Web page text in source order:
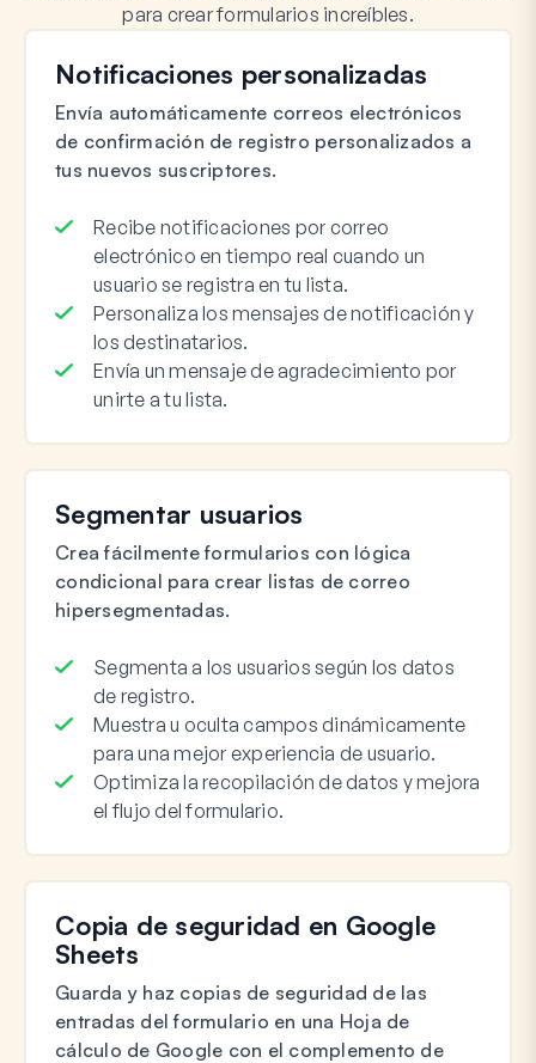
para crear formularios increíbles.
Notificaciones personalizadas
Envía automáticamente correos electrónicos
de confirmación de registro personalizados a
tus nuevos suscriptores.
Recibe notificaciones por correo
electrónico en tiempo real cuando un
usuario se registra en tu lista.
Personaliza los mensajes de notificación y
los destinatarios.
Envía un mensaje de agradecimiento por
unirte a tu lista.
Segmentar usuarios
Crea fácilmente formularios con lógica
condicional para crear listas de correo
hipersegmentadas.
Segmenta a los usuarios según los datos
de registro.
Muestra u oculta campos dinámicamente
para una mejor experiencia de usuario.
Optimiza la recopilación de datos y mejora
el flujo del formulario.
Copia de seguridad en Google
Sheets
Guarda y haz copias de seguridad de las
entradas del formulario en una Hoja de
cálculo de Google con el complemento de